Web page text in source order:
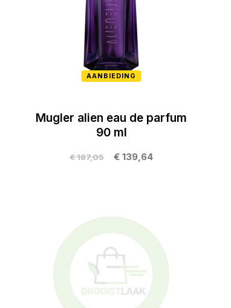
AANBIEDING
Mugler alien eau de parfum
90 ml
€ 139,64
€ 187,05